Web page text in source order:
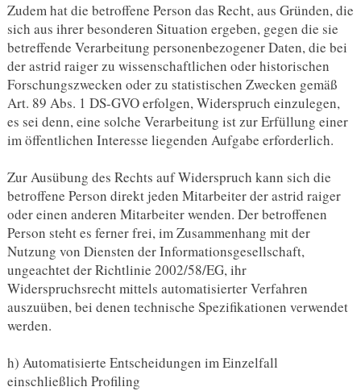
Zudem hat die betroffene Person das Recht, aus Gründen, die
sich aus ihrer besonderen Situation ergeben, gegen die sie
betreffende Verarbeitung personenbezogener Daten, die bei
der astrid raiger zu wissenschaftlichen oder historischen
Forschungszwecken oder zu statistischen Zwecken gemäß
Art. 89 Abs. 1 DS-GVO erfolgen, Widerspruch einzulegen,
es sei denn, eine solche Verarbeitung ist zur Erfüllung einer
im öffentlichen Interesse liegenden Aufgabe erforderlich.
Zur Ausübung des Rechts auf Widerspruch kann sich die
betroffene Person direkt jeden Mitarbeiter der astrid raiger
oder einen anderen Mitarbeiter wenden. Der betroffenen
Person steht es ferner frei, im Zusammenhang mit der
Nutzung von Diensten der Informationsgesellschaft,
ungeachtet der Richtlinie 2002/58/EG, ihr
Widerspruchsrecht mittels automatisierter Verfahren
auszuüben, bei denen technische Spezifikationen verwendet
werden.
h) Automatisierte Entscheidungen im Einzelfall
einschließlich Profiling